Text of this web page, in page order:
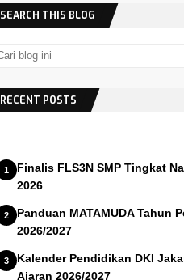
SEARCH THIS BLOG
RECENT POSTS
Finalis FLS3N SMP Tingkat
2026
Panduan MATAMUDA Tahun
2026/2027
Kalender Pendidikan DKI
Ajaran 2026/2027